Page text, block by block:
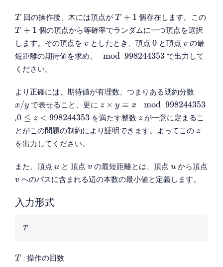
T
T 回の操作後、木には頂点がT + 1
T+1 個存在します。この
T + 1
T+ 1
個の頂点から等確率でランダムに一つ頂点を選択
します。その頂点を v
v としたとき、頂点 0
0 と頂点 v
v の最
短距離の期待値を求め、
mod 998244353
mod998244353 で出力して
ください。
より正確には、期待値が有理数、つまりある既約分数
x/y
x/y で表せること、更にz × y ≡ x mod 998244353
z ×y ≡ xmod998244353
,0 ≤ z < 998244353
0 ≤z <998244353 を満たす整数z
zが一意に定まるこ
とがこの問題の制約により証明できます。よってこの z
z
を出力してください。
また、頂点 u
u と 頂点 v
v の最短距離とは、頂点 u
u から頂点
v
v へのパスに含まれる辺の本数の最小値と定義します。
入力形式
T
T
T
T : 操作の回数